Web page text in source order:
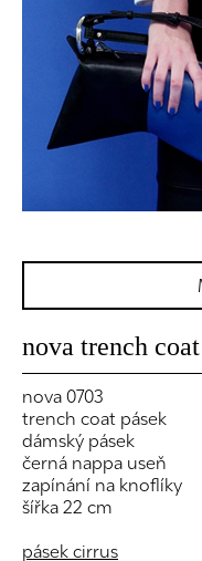
nova trench
nova 0703
trench coat pásek
dámský pásek
černá nappa useň
zapínání na knoflíky
šířka 22 cm
pásek cirrus